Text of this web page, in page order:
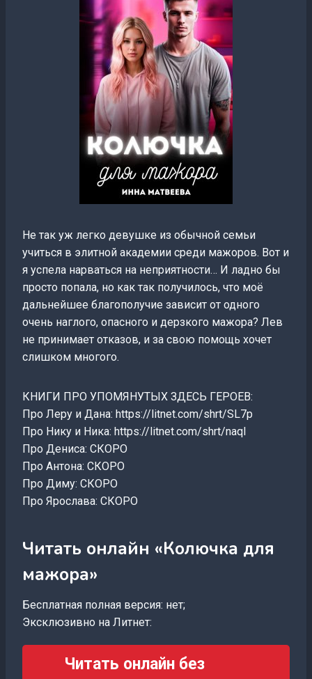
Не так уж легко девушке из обычной семьи
учиться в элитной академии среди мажоров. Вот и
я успела нарваться на неприятности… И ладно бы
просто попала, но как так получилось, что моё
дальнейшее благополучие зависит от одного
очень наглого, опасного и дерзкого мажора? Лев
не принимает отказов, и за свою помощь хочет
слишком многого.
КНИГИ ПРО УПОМЯНУТЫХ ЗДЕСЬ ГЕРОЕВ:
Про Леру и Дана: https://litnet.com/shrt/SL7p
Про Нику и Ника: https://litnet.com/shrt/naql
Про Дениса: СКОРО
Про Антона: СКОРО
Про Диму: СКОРО
Про Ярослава: СКОРО
Читать онлайн «Колючка для
мажора»
Бесплатная полная версия: нет;
Эксклюзивно на Литнет:
Читать онлайн без